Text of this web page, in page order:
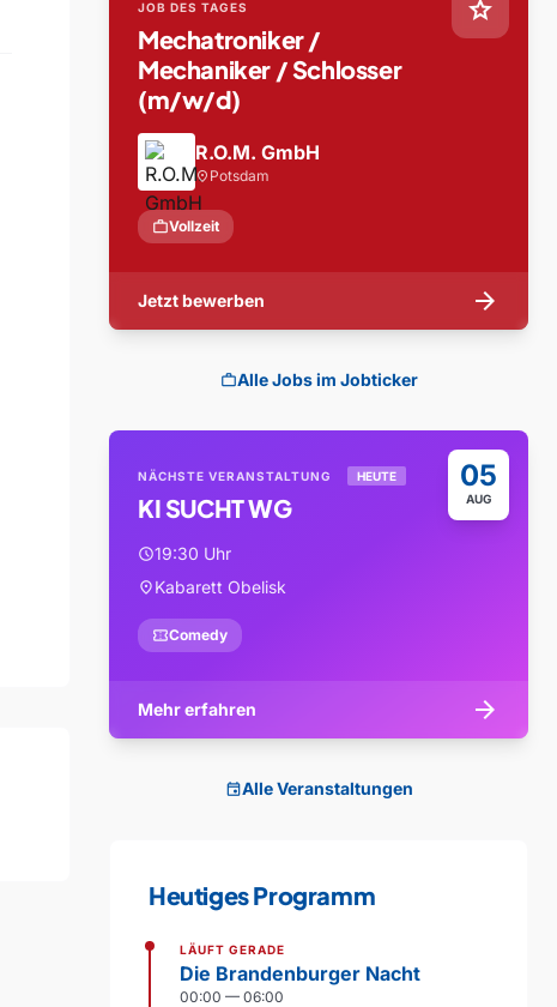
star
JOB DES TAGES
Mechatroniker /
Mechaniker / Schlosser
(m/w/d)
R.O.M. GmbH
location_on Potsdam
workVollzeit
Jetzt bewerben arrow_forward
workAlle Jobs im Jobticker
05
AUG
NÄCHSTE VERANSTALTUNG HEUTE
KI SUCHT WG
schedule19:30 Uhr
location_onKabarett Obelisk
confirmation_numberComedy
Mehr erfahren arrow_forward
eventAlle Veranstaltungen
Heutiges Programm
LÄUFT GERADE
Die Brandenburger Nacht
00:00 — 06:00